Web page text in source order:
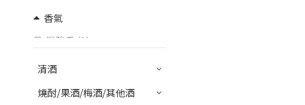
香氣
微強香 (1)
品牌
Tenjo Mugen 天上夢幻 (1)
清酒
燒酎/果酒/梅酒/其他酒